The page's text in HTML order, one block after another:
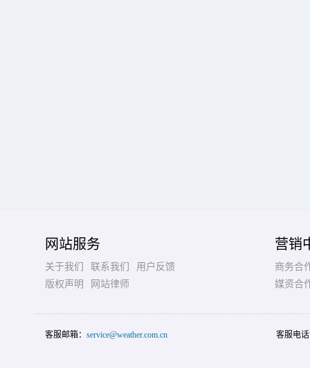
网站服务
关于我们 联系我们
用户反馈
版权声明
网站律师
营销
商务合
媒资合
客服邮箱： service@weather.com.cn 客服电